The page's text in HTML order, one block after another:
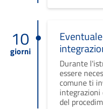
10
giorni
Durante
essere
comune ti
del